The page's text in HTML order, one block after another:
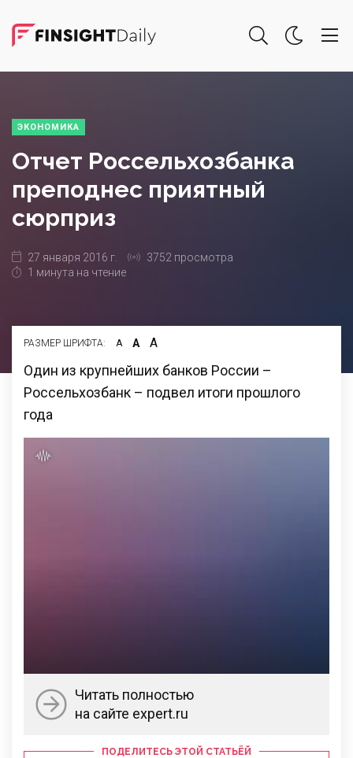
ЭКОНОМИКА
Отчет Россельхозбанка
преподнес приятный
сюрприз
27 января 2016 г.
3752 просмотра
1 минута на чтение
РАЗМЕР ШРИФТА: А А А
Один из крупнейших банков России –
Россельхозбанк – подвел итоги прошлого
года
Читать полностью
на сайте expert.ru
ПОДЕЛИТЕСЬ ЭТОЙ СТАТЬЁЙ